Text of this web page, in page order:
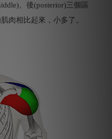
、後(posterior)三個區
肉相比起來，小多了。